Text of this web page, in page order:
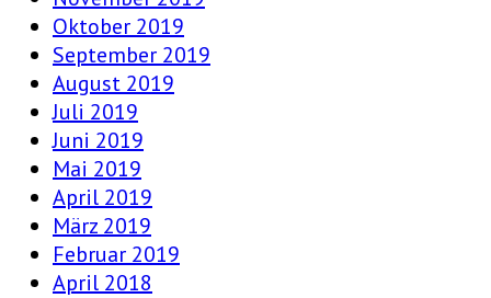
Oktober 2019
September 2019
August 2019
Juli 2019
Juni 2019
Mai 2019
April 2019
März 2019
Februar 2019
April 2018